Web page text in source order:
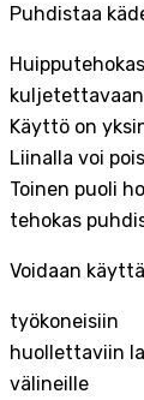
Puhdistaa
Käyttö on
Liinalla voi
Toinen puoli
tehokas
Voidaan
työkoneisiin
huollettaviin
välineille